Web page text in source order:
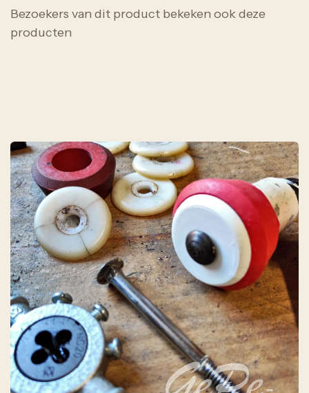
Bezoekers van dit product bekeken ook deze
producten